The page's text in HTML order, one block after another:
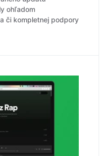
ohľadom
či kompletnej podpory